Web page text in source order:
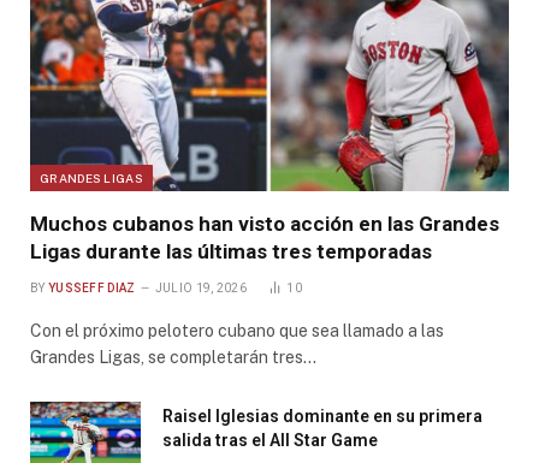
GRANDES LIGAS
Muchos cubanos han visto acción en las Grandes
Ligas durante las últimas tres temporadas
BY YUSSEFF DIAZ JULIO 19, 2026 10
Con el próximo pelotero cubano que sea llamado a las
Grandes Ligas, se completarán tres…
Raisel Iglesias dominante en su primera
salida tras el All Star Game